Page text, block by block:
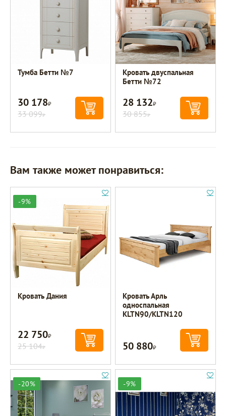
Тумба Бетти №7
30 178Р
33 099Р
Кровать двуспальная
Бетти №72
28 132Р
30 855Р
Вам также может понравиться:
-9%
Кровать Дания
22 750Р
25 104Р
Кровать Арль
односпальная
KLTN90/KLTN120
50 880Р
-20% -9%